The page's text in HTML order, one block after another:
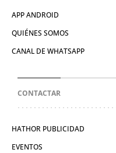
APP ANDROID
QUIÉNES SOMOS
CANAL DE WHATSAPP
CONTACTAR
HATHOR PUBLICIDAD
EVENTOS